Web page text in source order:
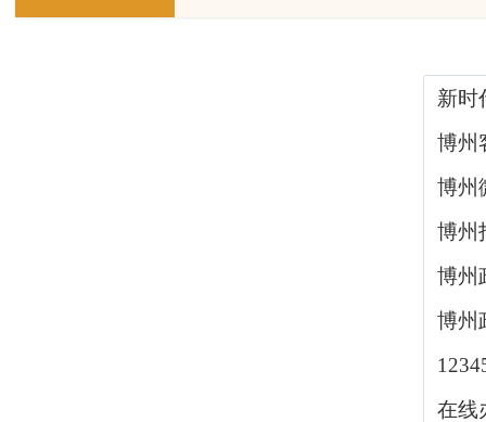
新时
博州
博州
博州
博州
博州
在线